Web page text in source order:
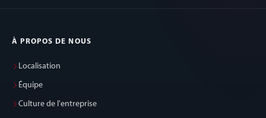
À PROPOS DE NOUS
Localisation
Équipe
Culture de l'entreprise